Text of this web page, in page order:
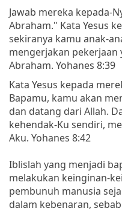
Jawab mereka kepada-
Abraham." Kata Yesus
sekiranya kamu anak-
mengerjakan pekerjaan
Abraham. Yohanes 8:39
Kata Yesus kepada
Bapamu, kamu akan
dan datang dari Allah.
kehendak-Ku sendiri,
Aku. Yohanes 8:42
Iblislah yang menjadi
melakukan keinginan-
pembunuh manusia
dalam kebenaran,